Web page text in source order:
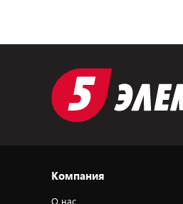
Компания
О нас